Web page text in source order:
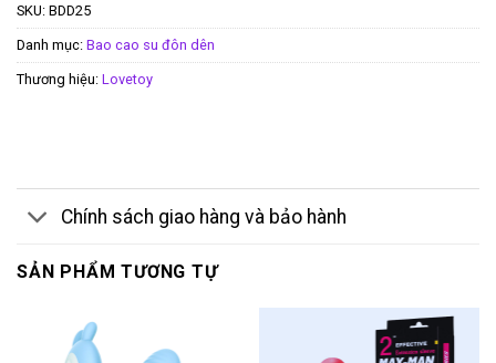
SKU: BDD25
Danh mục: Bao cao su đôn dên
Thương hiệu: Lovetoy
Chính sách giao hàng và bảo hành
SẢN PHẨM TƯƠNG TỰ